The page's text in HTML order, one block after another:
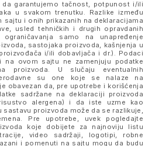
garantujemo tačnost, potpunost i/ili
u svakom trenutku. Razlike između
sajtu i onih prikazanih na deklaracijama
usled tehničkih i drugih opravdanih
samo na unapređenje
sastojaka proizvoda, kašnjenja u
i/ili dobavljača i dr.). Podaci
ovom sajtu ne zamenjuju podatke
proizvoda. U slučaju eventualnih
su one koje se nalaze na
obavezan da, pre upotrebe i korišćenja
sadržane na deklaraciji proizvoda
alergena) i da iste uzme kao
proizvoda može da se razlikuje,
Pre upotrebe, uvek pogledajte
koje dobijete za najnoviju listu
video sadržaji, logotipi, robne
i pomenuti na sajtu mogu da budu